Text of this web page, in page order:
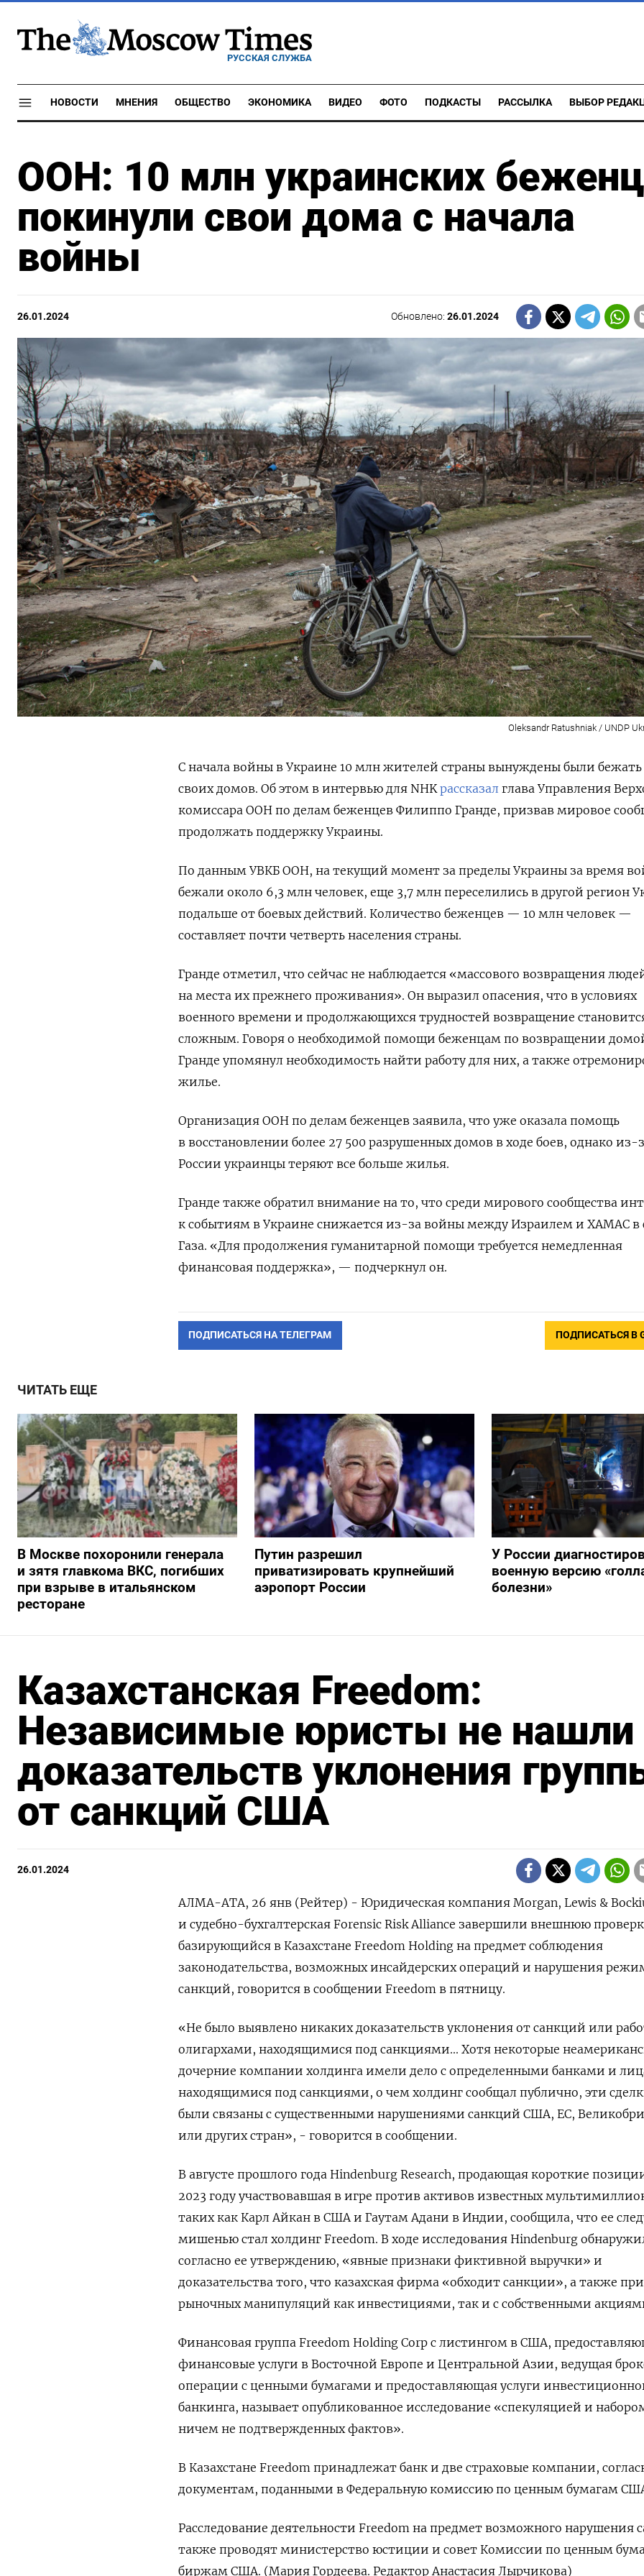
РУССКАЯ СЛУЖБА
НОВОСТИ МНЕНИЯ ОБЩЕСТВО ЭКОНОМИКА ВИДЕО ФОТО ПОДКАСТЫ РАССЫЛКА ВЫБОР
ООН: 10 млн украинских
покинули свои дома с начала
войны
26.01.2024 Обновлено:26.01.2024
Oleksandr Ratushniak / UNDP
С начала войны в Украине 10 млн жителей страны вынуждены были бежать
своих домов. Об этом в интервью для NHK рассказал глава Управления
комиссара ООН по делам беженцев Филиппо Гранде, призвав мировое
продолжать поддержку Украины.
По данным УВКБ ООН, на текущий момент за пределы Украины за время
бежали около 6,3 млн человек, еще 3,7 млн переселились в другой регион
подальше от боевых действий. Количество беженцев — 10 млн человек —
составляет почти четверть населения страны.
Гранде отметил, что сейчас не наблюдается «массового возвращения
на места их прежнего проживания». Он выразил опасения, что в условиях
военного времени и продолжающихся трудностей возвращение
сложным. Говоря о необходимой помощи беженцам по возвращении
Гранде упомянул необходимость найти работу для них, а также
жилье.
Организация ООН по делам беженцев заявила, что уже оказала помощь
в восстановлении более 27 500 разрушенных домов в ходе боев, однако из-
России украинцы теряют все больше жилья.
Гранде также обратил внимание на то, что среди мирового сообщества
к событиям в Украине снижается из-за войны между Израилем и ХАМАС в
Газа. «Для продолжения гуманитарной помощи требуется немедленная
финансовая поддержка», — подчеркнул он.
ПОДПИСАТЬСЯ НА ТЕЛЕГРАМ ПОДПИСАТЬСЯ В
ЧИТАТЬ ЕЩЕ
В Москве похоронили генерала
и зятя главкома ВКС, погибших
при взрыве в итальянском
ресторане
Путин разрешил
приватизировать крупнейший
аэропорт России
У России
военную версию
болезни»
Казахстанская Freedom:
Независимые юристы не нашли
доказательств уклонения
от санкций США
26.01.2024
АЛМА-АТА, 26 янв (Рейтер) - Юридическая компания Morgan, Lewis &
и судебно-бухгалтерская Forensic Risk Alliance завершили внешнюю
базирующийся в Казахстане Freedom Holding на предмет соблюдения
законодательства, возможных инсайдерских операций и нарушения
санкций, говорится в сообщении Freedom в пятницу.
«Не было выявлено никаких доказательств уклонения от санкций или
олигархами, находящимися под санкциями... Хотя некоторые
дочерние компании холдинга имели дело с определенными банками и
находящимися под санкциями, о чем холдинг сообщал публично, эти
были связаны с существенными нарушениями санкций США, ЕС,
или других стран», - говорится в сообщении.
В августе прошлого года Hindenburg Research, продающая короткие
2023 году участвовавшая в игре против активов известных
таких как Карл Айкан в США и Гаутам Адани в Индии, сообщила, что ее
мишенью стал холдинг Freedom. В ходе исследования Hindenburg
согласно ее утверждению, «явные признаки фиктивной выручки» и
доказательства того, что казахская фирма «обходит санкции», а также
рыночных манипуляций как инвестициями, так и с собственными
Финансовая группа Freedom Holding Corp с листингом в США,
финансовые услуги в Восточной Европе и Центральной Азии, ведущая
операции с ценными бумагами и предоставляющая услуги
банкинга, называет опубликованное исследование «спекуляцией и
ничем не подтвержденных фактов».
В Казахстане Freedom принадлежат банк и две страховые компании,
документам, поданными в Федеральную комиссию по ценным бумагам
Расследование деятельности Freedom на предмет возможного нарушения
также проводят министерство юстиции и совет Комиссии по ценным
биржам США. (Мария Гордеева. Редактор Анастасия Лырчикова)